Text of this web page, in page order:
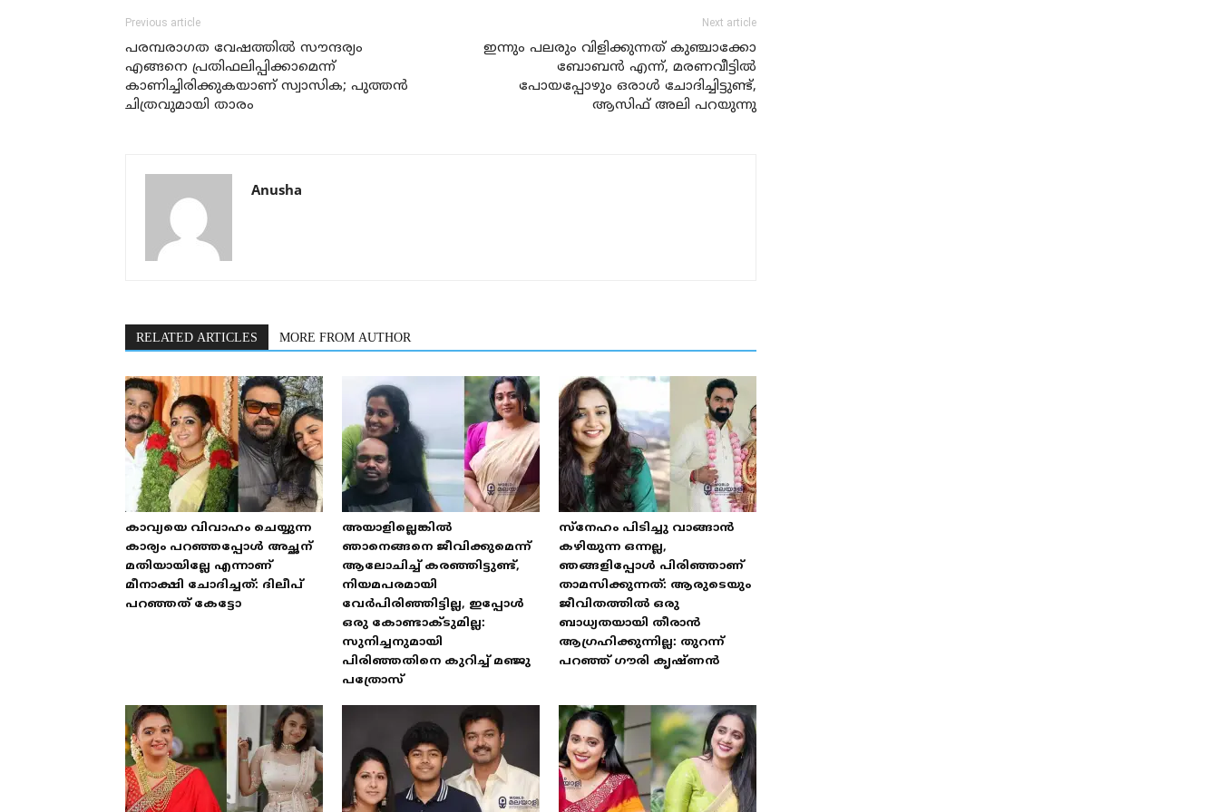
Previous article
പരമ്പരാഗത വേഷത്തില്‍ സൗന്ദര്യം
എങ്ങനെ പ്രതിഫലിപ്പിക്കാമെന്ന്
കാണിച്ചിരിക്കുകയാണ് സ്വാസിക; പുത്തന്‍
ചിത്രവുമായി താരം
Next article
ഇന്നും പലരും വിളിക്കുന്നത് കുഞ്ചാക്കോ
ബോബന്‍ എന്ന്, മരണവീട്ടില്‍
പോയപ്പോഴും ഒരാള്‍ ചോദിച്ചിട്ടുണ്ട്,
ആസിഫ് അലി പറയുന്നു
Anusha
RELATED ARTICLES MORE FROM AUTHOR
കാവ്യയെ വിവാഹം ചെയ്യുന്ന
കാര്യം പറഞ്ഞപ്പോൾ അച്ഛന്
മതിയായില്ലേ എന്നാണ്
മീനാക്ഷി ചോദിച്ചത്: ദിലീപ്
പറഞ്ഞത് കേട്ടോ
അയാളില്ലെങ്കിൽ
ഞാനെങ്ങനെ ജീവിക്കുമെന്ന്
ആലോചിച്ച് കരഞ്ഞിട്ടുണ്ട്,
നിയമപരമായി
വേർപിരിഞ്ഞിട്ടില്ല, ഇപ്പോൾ
ഒരു കോണ്ടാക്ടുമില്ല:
സുനിച്ചനുമായി
പിരിഞ്ഞതിനെ കുറിച്ച് മഞ്ജു
പത്രോസ്
സ്‌നേഹം പിടിച്ചു വാങ്ങാൻ
കഴിയുന്ന ഒന്നല്ല,
ഞങ്ങളിപ്പോൾ പിരിഞ്ഞാണ്
താമസിക്കുന്നത്: ആരുടെയും
ജീവിതത്തിൽ ഒരു
ബാധ്യതയായി തീരാൻ
ആഗ്രഹിക്കുന്നില്ല: തുറന്ന്
പറഞ്ഞ് ഗൗരി കൃഷ്ണൻ